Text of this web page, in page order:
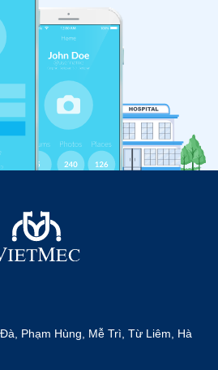
Phạm Hùng, Mễ Trì, Từ Liêm, Hà